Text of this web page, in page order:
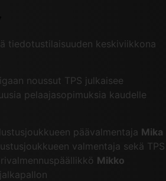
tiedotustilaisuuden keskiviikkona
noussut TPS julkaisee
pelaajasopimuksia kaudelle
päävalmentaja Mika
valmentaja sekä TPS
Mikko